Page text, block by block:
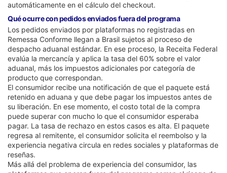
automáticamente en el cálculo del checkout.
Qué ocurre con pedidos enviados fuera del programa
Los pedidos enviados por plataformas no registradas en
Remessa Conforme llegan a Brasil sujetos al proceso de
despacho aduanal estándar. En ese proceso, la Receita Federal
evalúa la mercancía y aplica la tasa del 60% sobre el valor
aduanal, más los impuestos adicionales por categoría de
producto que correspondan.
El consumidor recibe una notificación de que el paquete está
retenido en aduana y que debe pagar los impuestos antes de
su liberación. En ese momento, el costo total de la compra
puede superar con mucho lo que el consumidor esperaba
pagar. La tasa de rechazo en estos casos es alta. El paquete
regresa al remitente, el consumidor solicita el reembolso y la
experiencia negativa circula en redes sociales y plataformas de
reseñas.
Más allá del problema de experiencia del consumidor, las